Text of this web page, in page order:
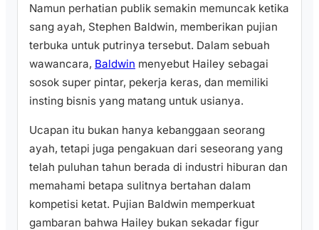
Namun perhatian publik semakin memuncak ketika
sang ayah, Stephen Baldwin, memberikan pujian
terbuka untuk putrinya tersebut. Dalam sebuah
wawancara, Baldwin menyebut Hailey sebagai
sosok super pintar, pekerja keras, dan memiliki
insting bisnis yang matang untuk usianya.
Ucapan itu bukan hanya kebanggaan seorang
ayah, tetapi juga pengakuan dari seseorang yang
telah puluhan tahun berada di industri hiburan dan
memahami betapa sulitnya bertahan dalam
kompetisi ketat. Pujian Baldwin memperkuat
gambaran bahwa Hailey bukan sekadar figur